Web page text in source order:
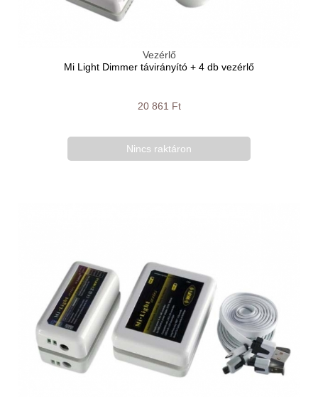
Vezérlő
Mi Light Dimmer távirányító + 4 db vezérlő
20 861 Ft
Nincs raktáron